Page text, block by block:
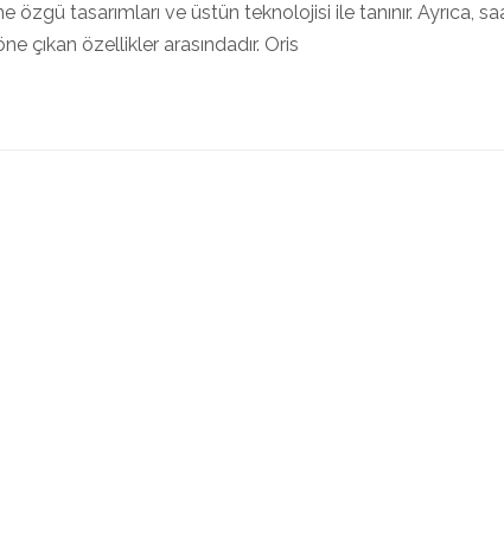
özgü tasarımları ve üstün teknolojisi ile tanınır. Ayrıca,
çıkan özellikler arasındadır. Oris